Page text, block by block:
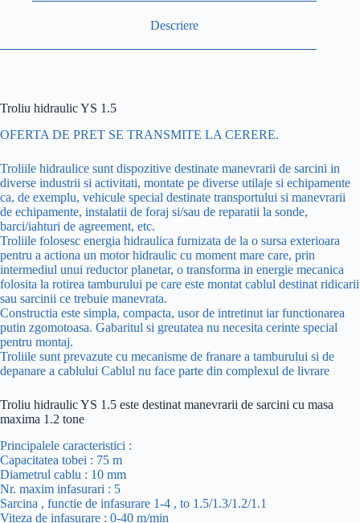
Descriere
Troliu hidraulic YS 1.5
OFERTA DE PRET SE TRANSMITE LA CERERE.
Troliile hidraulice sunt dispozitive destinate manevrarii de sarcini in
diverse industrii si activitati, montate pe diverse utilaje si echipamente
ca, de exemplu, vehicule special destinate transportului si manevrarii
de echipamente, instalatii de foraj si/sau de reparatii la sonde,
barci/iahturi de agreement, etc.
Troliile folosesc energia hidraulica furnizata de la o sursa exterioara
pentru a actiona un motor hidraulic cu moment mare care, prin
intermediul unui reductor planetar, o transforma in energie mecanica
folosita la rotirea tamburului pe care este montat cablul destinat ridicarii
sau sarcinii ce trebuie manevrata.
Constructia este simpla, compacta, usor de intretinut iar functionarea
putin zgomotoasa. Gabaritul si greutatea nu necesita cerinte special
pentru montaj.
Troliile sunt prevazute cu mecanisme de franare a tamburului si de
depanare a cablului Cablul nu face parte din complexul de livrare
Troliu hidraulic YS 1.5 este destinat manevrarii de sarcini cu masa
maxima 1.2 tone
Principalele caracteristici :
Capacitatea tobei : 75 m
Diametrul cablu : 10 mm
Nr. maxim infasurari : 5
Sarcina , functie de infasurare 1-4 , to 1.5/1.3/1.2/1.1
Viteza de infasurare : 0-40 m/min